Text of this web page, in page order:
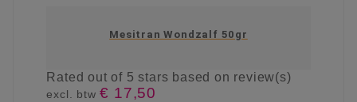
Mesitran Wondzalf 50gr
Ratedout of 5 stars based on review(s)
excl. btw€ 17,50